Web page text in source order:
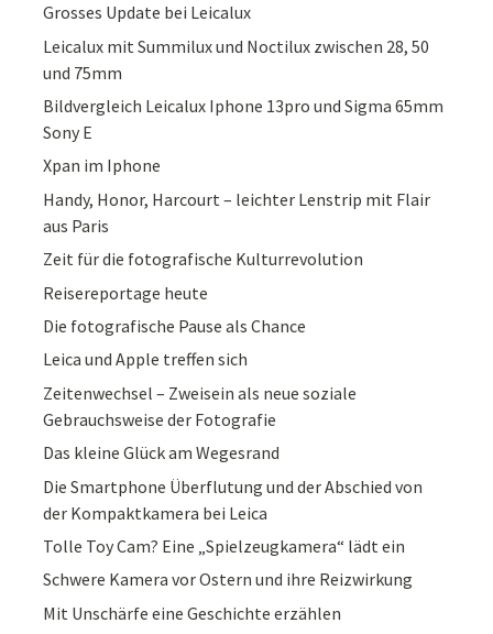
Grosses Update bei Leicalux
Leicalux mit Summilux und Noctilux zwischen 28, 50
und 75mm
Bildvergleich Leicalux Iphone 13pro und Sigma 65mm
Sony E
Xpan im Iphone
Handy, Honor, Harcourt – leichter Lenstrip mit Flair
aus Paris
Zeit für die fotografische Kulturrevolution
Reisereportage heute
Die fotografische Pause als Chance
Leica und Apple treffen sich
Zeitenwechsel – Zweisein als neue soziale
Gebrauchsweise der Fotografie
Das kleine Glück am Wegesrand
Die Smartphone Überflutung und der Abschied von
der Kompaktkamera bei Leica
Tolle Toy Cam? Eine „Spielzeugkamera“ lädt ein
Schwere Kamera vor Ostern und ihre Reizwirkung
Mit Unschärfe eine Geschichte erzählen